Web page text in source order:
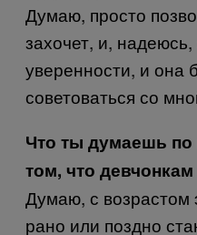
Думаю, просто
захочет, и,
уверенности, и она
советоваться со
Что ты думаешь по
том, что
Думаю, с возрастом
рано или поздно